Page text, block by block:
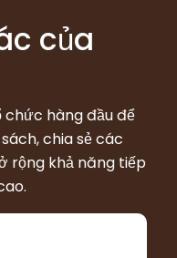
của
hàng đầu để
chia sẻ các
rộng khả năng tiếp